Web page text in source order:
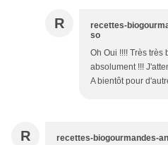
R
recettes-
so
Oh Oui !!!! Très très
absolument !!!
A bientôt pour
R recettes-biogourmandes-